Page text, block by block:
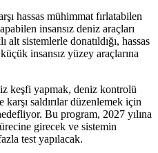
hassas mühimmat fırlatabilen
insansız deniz araçları
sistemlerle donatıldığı, hassas
insansız yüzey araçlarına
keşfi yapmak, deniz kontrolü
saldırılar düzenlemek için
Bu program, 2027 yılına
girecek ve sistemin
test yapılacak.